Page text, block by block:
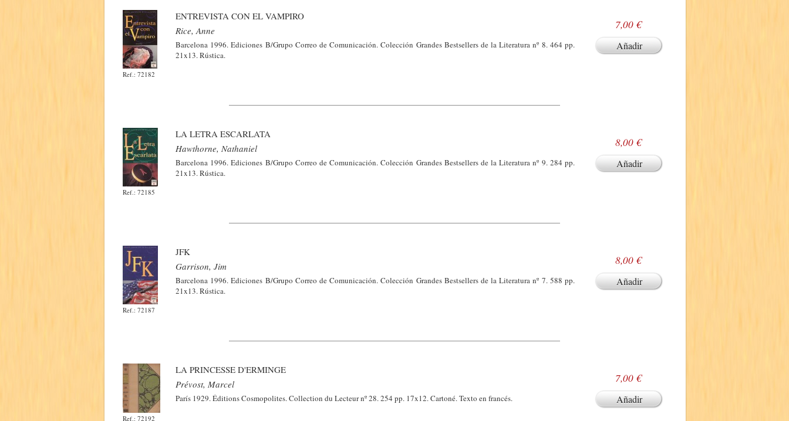
Ref.: 72182
ENTREVISTA CON EL VAMPIRO
Rice, Anne
Barcelona 1996. Ediciones B/Grupo Correo de Comunicación. Colección Grandes Bestsellers de la Literatura nº 8. 464 pp.
21x13. Rústica.
7,00 €
Añadir
Ref.: 72185
LA LETRA ESCARLATA
Hawthorne, Nathaniel
Barcelona 1996. Ediciones B/Grupo Correo de Comunicación. Colección Grandes Bestsellers de la Literatura nº 9. 284 pp.
21x13. Rústica.
8,00 €
Añadir
Ref.: 72187
JFK
Garrison, Jim
Barcelona 1996. Ediciones B/Grupo Correo de Comunicación. Colección Grandes Bestsellers de la Literatura nº 7. 588 pp.
21x13. Rústica.
8,00 €
Añadir
Ref.: 72192
LA PRINCESSE D'ERMINGE
Prévost, Marcel
París 1929. Éditions Cosmopolites. Collection du Lecteur nº 28. 254 pp. 17x12. Cartoné. Texto en francés.
7,00 €
Añadir